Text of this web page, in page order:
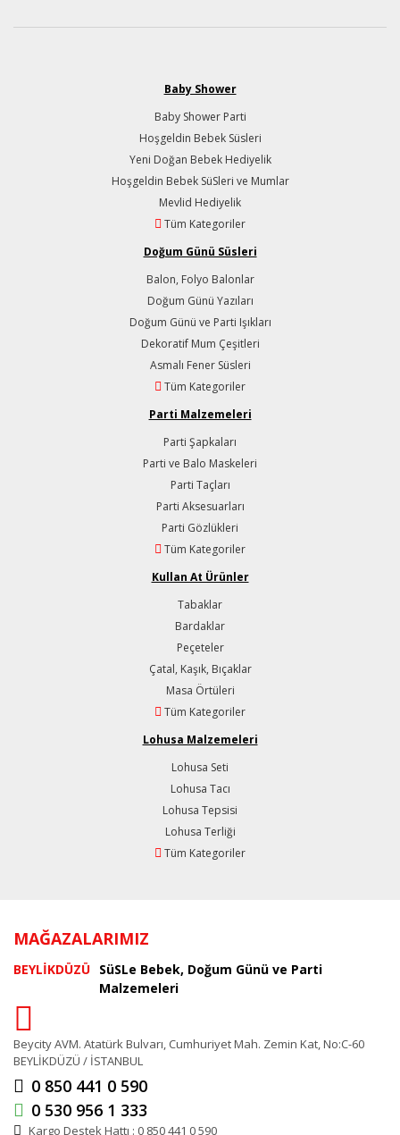
Baby Shower
Baby Shower Parti
Hoşgeldin Bebek Süsleri
Yeni Doğan Bebek Hediyelik
Hoşgeldin Bebek SüSleri ve Mumlar
Mevlid Hediyelik
Tüm Kategoriler
Doğum Günü Süsleri
Balon, Folyo Balonlar
Doğum Günü Yazıları
Doğum Günü ve Parti Işıkları
Dekoratif Mum Çeşitleri
Asmalı Fener Süsleri
Tüm Kategoriler
Parti Malzemeleri
Parti Şapkaları
Parti ve Balo Maskeleri
Parti Taçları
Parti Aksesuarları
Parti Gözlükleri
Tüm Kategoriler
Kullan At Ürünler
Tabaklar
Bardaklar
Peçeteler
Çatal, Kaşık, Bıçaklar
Masa Örtüleri
Tüm Kategoriler
Lohusa Malzemeleri
Lohusa Seti
Lohusa Tacı
Lohusa Tepsisi
Lohusa Terliği
Tüm Kategoriler
MAĞAZALARIMIZ
BEYLİKDÜZÜ SüSLe Bebek, Doğum Günü ve Parti
Malzemeleri
Beycity AVM. Atatürk Bulvarı, Cumhuriyet Mah. Zemin Kat, No:C-60
BEYLİKDÜZÜ / İSTANBUL
0 850 441 0 590
0 530 956 1 333
Kargo Destek Hattı : 0 850 441 0 590